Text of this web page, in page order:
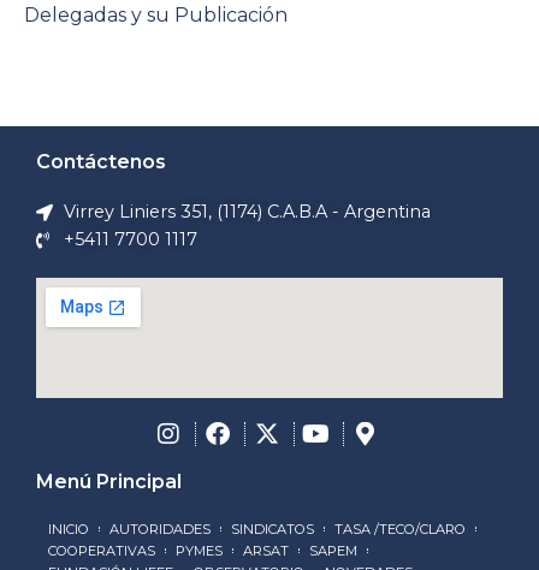
Delegadas y su Publicación
Contáctenos
Virrey Liniers 351, (1174) C.A.B.A - Argentina
+5411 7700 1117
Menú Principal
INICIO AUTORIDADES SINDICATOS
TASA /TECO/CLARO
COOPERATIVAS
PYMES ARSAT
SAPEM